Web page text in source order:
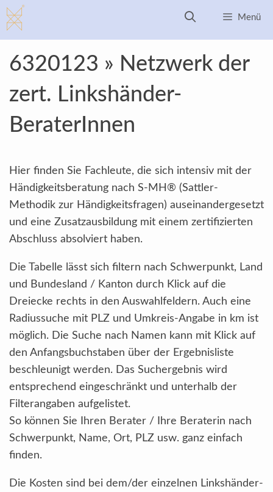
Zum
Inhalt
springen
Menü
6320123 » Netzwerk der
zert. Linkshänder-
BeraterInnen
Hier finden Sie Fachleute, die sich intensiv mit der
Händigkeitsberatung nach S-MH® (Sattler-
Methodik zur Händigkeitsfragen) auseinandergesetzt
und eine Zusatzausbildung mit einem zertifizierten
Abschluss absolviert haben.
Die Tabelle lässt sich filtern nach Schwerpunkt, Land
und Bundesland / Kanton durch Klick auf die
Dreiecke rechts in den Auswahlfeldern. Auch eine
Radiussuche mit PLZ und Umkreis-Angabe in km ist
möglich. Die Suche nach Namen kann mit Klick auf
den Anfangsbuchstaben über der Ergebnisliste
beschleunigt werden. Das Suchergebnis wird
entsprechend eingeschränkt und unterhalb der
Filterangaben aufgelistet.
So können Sie Ihren Berater / Ihre Beraterin nach
Schwerpunkt, Name, Ort, PLZ usw. ganz einfach
finden.
Die Kosten sind bei dem/der einzelnen Linkshänder-